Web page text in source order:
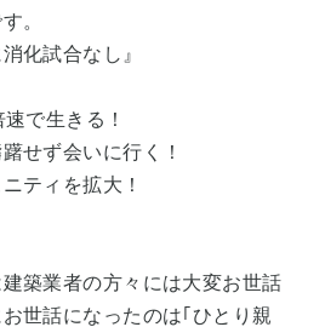
。
化試合なし』
で生きる！
せず会いに行く！
ティを拡大！
築業者の方々には大変お世話
世話になったのは｢ひとり親